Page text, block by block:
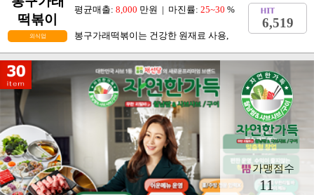
떡볶이
평균매출: 8,000 만원 | 마진률: 25~30 %
외식업 봉구가래떡볶이는 건강한 원재료 사용,
6,519
가맹점수
11